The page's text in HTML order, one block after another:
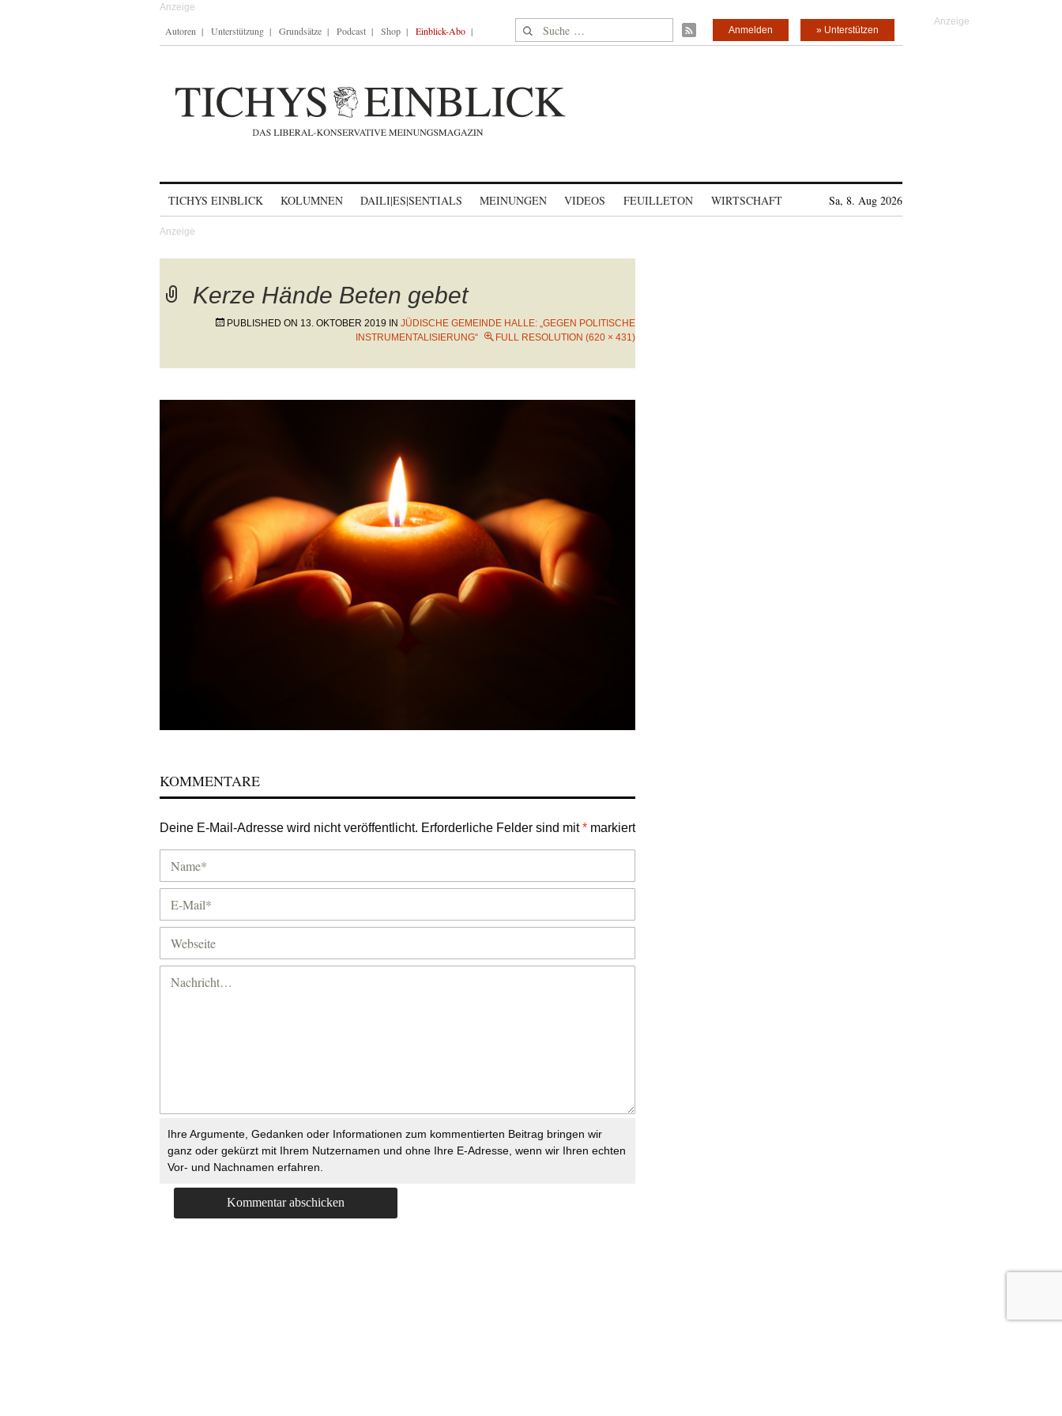
Autoren Unterstützung Grundsätze Podcast Shop Einblick-Abo Suche nach: » Unterstützen
Anmelden
TICHYS EINBLICK KOLUMNEN DAILI|ES|SENTIALS MEINUNGEN VIDEOS FEUILLETON WIRTSCHAFT Sa, 8. Aug 2026
Kerze Hände Beten gebet
PUBLISHED ON 13. OKTOBER 2019 IN JÜDISCHE GEMEINDE HALLE: „GEGEN POLITISCHE
INSTRUMENTALISIERUNG“
FULL RESOLUTION (620 × 431)
KOMMENTARE
Deine E-Mail-Adresse wird nicht veröffentlicht. Erforderliche Felder sind mit* markiert
Ihre Argumente, Gedanken oder Informationen zum kommentierten Beitrag bringen wir
ganz oder gekürzt mit Ihrem Nutzernamen und ohne Ihre E-Adresse, wenn wir Ihren echten
Vor- und Nachnamen erfahren.